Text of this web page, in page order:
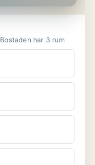
Lägenhet att hyra i Falkenberg Bostaden har 3 rum